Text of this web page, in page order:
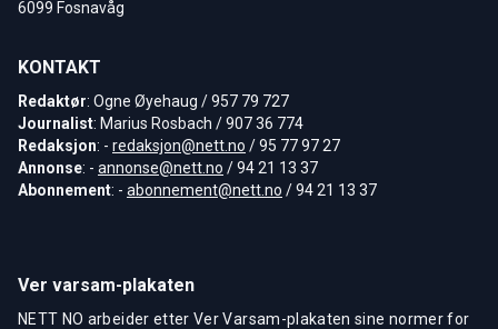
6099 Fosnavåg
KONTAKT
Redaktør: Ogne Øyehaug / 957 79 727
Journalist: Marius Rosbach / 907 36 774
Redaksjon: - redaksjon@nett.no / 95 77 97 27
Annonse: - annonse@nett.no / 94 21 13 37
Abonnement: - abonnement@nett.no / 94 21 13 37
Ver varsam-plakaten
NETT NO arbeider etter Ver Varsam-plakaten sine normer for